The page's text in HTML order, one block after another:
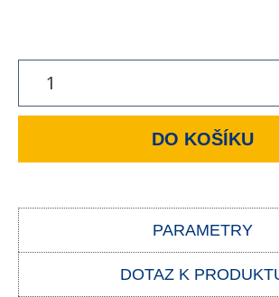
DO KOŠÍKU
PARAMETRY
DOTAZ K